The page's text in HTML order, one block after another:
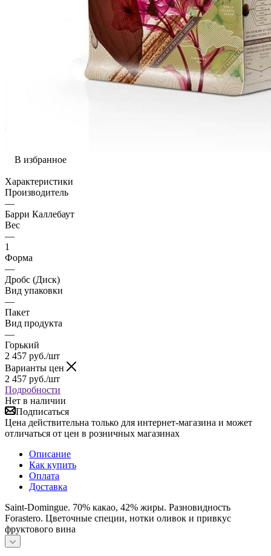
В избранное
Характеристики
Производитель
—
Барри Каллебаут
Вес
—
1
Форма
—
Дробс (Диск)
Вид упаковки
—
Пакет
Вид продукта
—
Горький
2 457 руб./шт
Варианты цен
2 457 руб./шт
Подробности
Нет в наличии
Подписаться
Цена действительна только для интернет-магазина и может
отличаться от цен в розничных магазинах
Описание
Как купить
Оплата
Доставка
Saint-Domingue. 70% какао, 42% жиры. Разновидность
Forastero. Цветочные специи, нотки оливок и привкус
фруктового вина